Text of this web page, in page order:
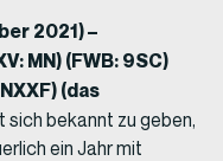
2021) –
MN) (FWB: 9SC)
(das
sich bekannt zu geben,
ein Jahr mit